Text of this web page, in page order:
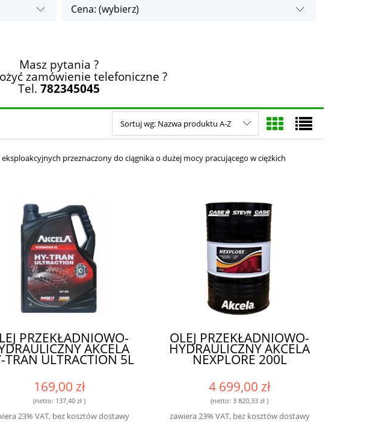
Cena: (wybierz)
Masz pytania ?
zamówienie telefoniczne ?
Tel. 782345045
Sortuj wg: Nazwa produktu A-Z
przeznaczony do ciągnika o dużej mocy pracującego w ciężkich
PRZEKŁADNIOWO-
AKCELA
TRAN ULTRACTION 5L
169,00 zł
(netto: 137,40 zł)
23% VAT, bez kosztów dostawy
OLEJ PRZEKŁADNIOWO-
HYDRAULICZNY AKCELA
NEXPLORE 200L
4 699,00 zł
(netto: 3 820,33 zł )
zawiera 23% VAT, bez kosztów dostawy